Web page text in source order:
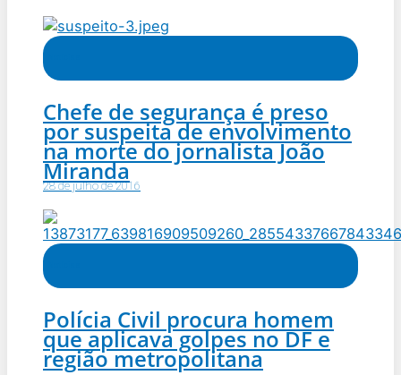
Chefe de segurança é preso
por suspeita de envolvimento
na morte do jornalista João
Miranda
28 de julho de 2016
Polícia Civil procura homem
que aplicava golpes no DF e
região metropolitana